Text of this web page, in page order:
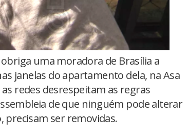
uma moradora de Brasília a
janelas do apartamento dela, na Asa
redes desrespeitam as regras
de que ninguém pode alterar
precisam ser removidas.